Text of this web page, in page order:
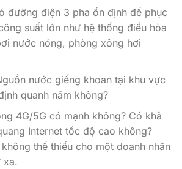
đường điện 3 pha ổn định để phục
suất lớn như hệ thống điều hòa
nước nóng, phòng xông hơi
nước giếng khoan tại khu vực
quanh năm không?
4G/5G có mạnh không? Có khả
Internet tốc độ cao không?
thể thiếu cho một doanh nhân
xa.